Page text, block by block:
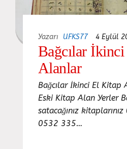
Yazarı UFKS77 4 Eylül
Bağcılar
Alanlar
Bağcılar İkinci El Kitap
Eski Kitap Alan Yerler
satacağınız
0532 335…